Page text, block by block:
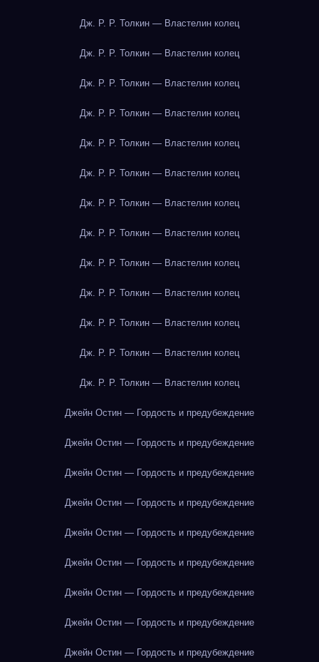
Дж. Р. Р. Толкин — Властелин колец
Дж. Р. Р. Толкин — Властелин колец
Дж. Р. Р. Толкин — Властелин колец
Дж. Р. Р. Толкин — Властелин колец
Дж. Р. Р. Толкин — Властелин колец
Дж. Р. Р. Толкин — Властелин колец
Дж. Р. Р. Толкин — Властелин колец
Дж. Р. Р. Толкин — Властелин колец
Дж. Р. Р. Толкин — Властелин колец
Дж. Р. Р. Толкин — Властелин колец
Дж. Р. Р. Толкин — Властелин колец
Дж. Р. Р. Толкин — Властелин колец
Дж. Р. Р. Толкин — Властелин колец
Джейн Остин — Гордость и предубеждение
Джейн Остин — Гордость и предубеждение
Джейн Остин — Гордость и предубеждение
Джейн Остин — Гордость и предубеждение
Джейн Остин — Гордость и предубеждение
Джейн Остин — Гордость и предубеждение
Джейн Остин — Гордость и предубеждение
Джейн Остин — Гордость и предубеждение
Джейн Остин — Гордость и предубеждение